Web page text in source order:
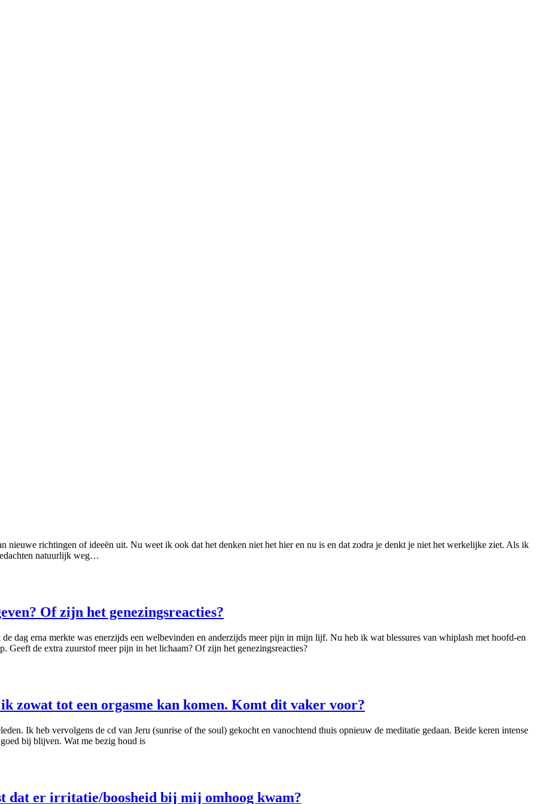
nieuwe richtingen of ideeën uit. Nu weet ik ook dat het denken niet het hier en nu is en dat zodra je denkt je niet het werkelijke ziet. Als ik
natuurlijk weg…
Of zijn het genezingsreacties?
dag erna merkte was enerzijds een welbevinden en anderzijds meer pijn in mijn lijf. Nu heb ik wat blessures van whiplash met hoofd-en
Geeft de extra zuurstof meer pijn in het lichaam? Of zijn het genezingsreacties?
zowat tot een orgasme kan komen. Komt dit vaker voor?
Ik heb vervolgens de cd van Jeru (sunrise of the soul) gekocht en vanochtend thuis opnieuw de meditatie gedaan. Beide keren intense
bij blijven. Wat me bezig houd is
dat er irritatie/boosheid bij mij omhoog kwam?